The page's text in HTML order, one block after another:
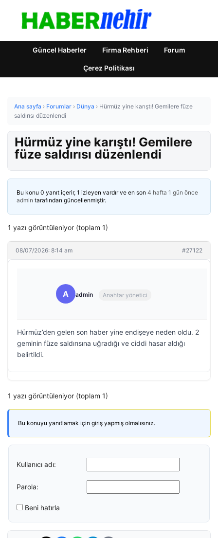
Güncel Haberler Firma Rehberi Forum
Çerez Politikası
Ana sayfa › Forumlar › Dünya › Hürmüz yine karıştı! Gemilere füze
saldırısı düzenlendi
Hürmüz yine karıştı! Gemilere
füze saldırısı düzenlendi
Bu konu 0 yanıt içerir, 1 izleyen vardır ve en son 4 hafta 1 gün önce
admin tarafından güncellenmiştir.
1 yazı görüntüleniyor (toplam 1)
08/07/2026: 8:14 am #27122
A admin Anahtar yönetici
Hürmüz’den gelen son haber yine endişeye neden oldu. 2
geminin füze saldırısına uğradığı ve ciddi hasar aldığı
belirtildi.
1 yazı görüntüleniyor (toplam 1)
Bu konuyu yanıtlamak için giriş yapmış olmalısınız.
Kullanıcı adı:
Parola:
Beni hatırla